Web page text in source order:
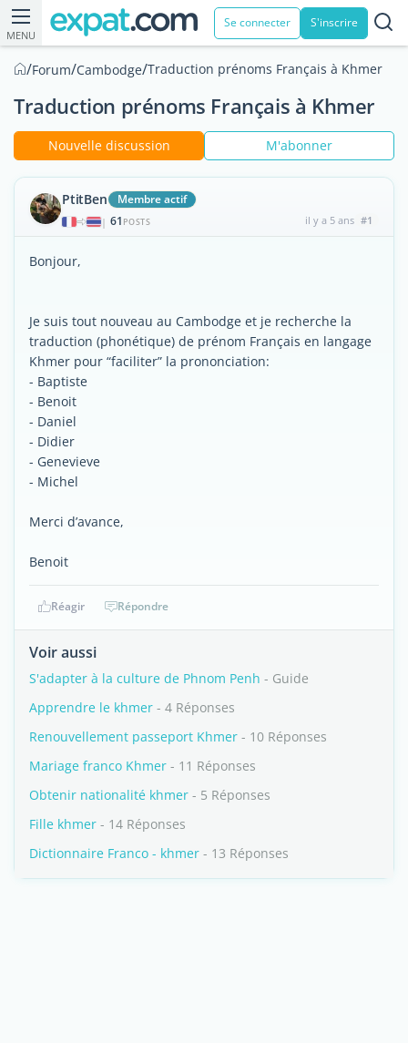
MENU
Se connecter S'inscrire
/Forum/Cambodge/Traduction prénoms Français à Khmer
Traduction prénoms Français à Khmer
Nouvelle discussion M'abonner
PtitBen Membre actif
| 61 POSTS il y a 5 ans #1
Bonjour,
Je suis tout nouveau au Cambodge et je recherche la
traduction (phonétique) de prénom Français en langage
Khmer pour “faciliter” la prononciation:
- Baptiste
- Benoit
- Daniel
- Didier
- Genevieve
- Michel
Merci d’avance,
Benoit
Réagir Répondre
Voir aussi
S'adapter à la culture de Phnom Penh - Guide
Apprendre le khmer - 4 Réponses
Renouvellement passeport Khmer - 10 Réponses
Mariage franco Khmer - 11 Réponses
Obtenir nationalité khmer - 5 Réponses
Fille khmer - 14 Réponses
Dictionnaire Franco - khmer - 13 Réponses